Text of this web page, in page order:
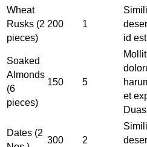
Wheat
Rusks (2
pieces)
200 1
id
Soaked
Almonds
(6
pieces)
150 5
et
Dates (2
300 2